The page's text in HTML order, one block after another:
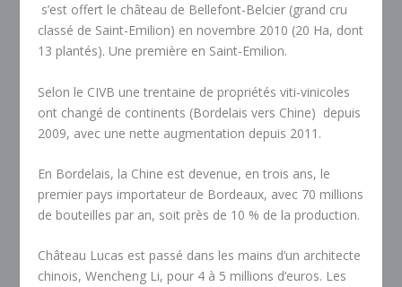
s’est offert le château de Bellefont-Belcier (grand cru
classé de Saint-Emilion) en novembre 2010 (20 Ha, dont
13 plantés). Une première en Saint-Emilion.
Selon le CIVB une trentaine de propriétés viti-vinicoles
ont changé de continents (Bordelais vers Chine) depuis
2009, avec une nette augmentation depuis 2011.
En Bordelais, la Chine est devenue, en trois ans, le
premier pays importateur de Bordeaux, avec 70 millions
de bouteilles par an, soit près de 10 % de la production.
Château Lucas est passé dans les mains d’un architecte
chinois, Wencheng Li, pour 4 à 5 millions d’euros. Les